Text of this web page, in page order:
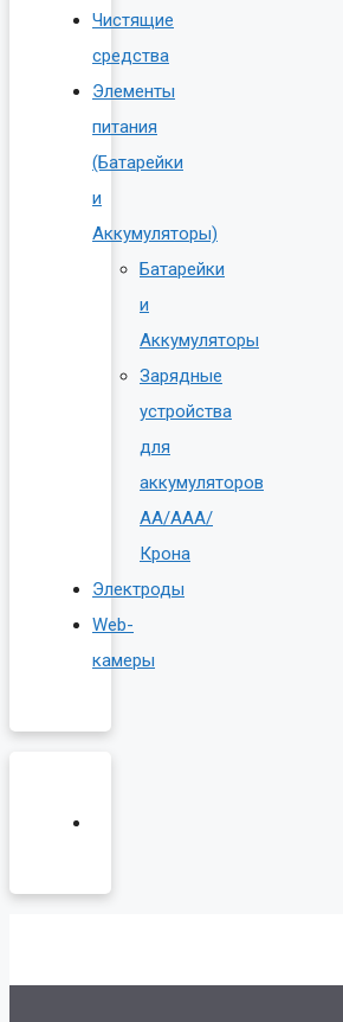
Чистящие
средства
Элементы
питания
(Батарейки
и
Аккумуляторы)
Батарейки
и
Аккумуляторы
Зарядные
устройства
для
аккумуляторов
AA/AAA/
Крона
Электроды
Web-
камеры